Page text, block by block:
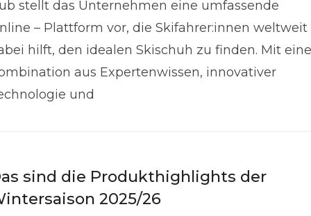
stellt das Unternehmen eine umfassende
– Plattform vor, die Skifahrer:innen weltweit
hilft, den idealen Skischuh zu finden. Mit
aus Expertenwissen, innovativer
und
sind die Produkthighlights der
2025/26